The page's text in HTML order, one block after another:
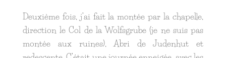
Deuxième fois, j’ai fait la montée par la chapelle,
direction le Col de la Wolfsgrube (je ne suis pas
montée aux ruines), Abri de Judenhut et